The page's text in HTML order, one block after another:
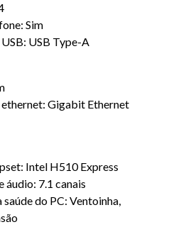
Sim
USB Type-A
Gigabit Ethernet
Intel H510 Express
áudio: 7.1 canais
do PC: Ventoinha,